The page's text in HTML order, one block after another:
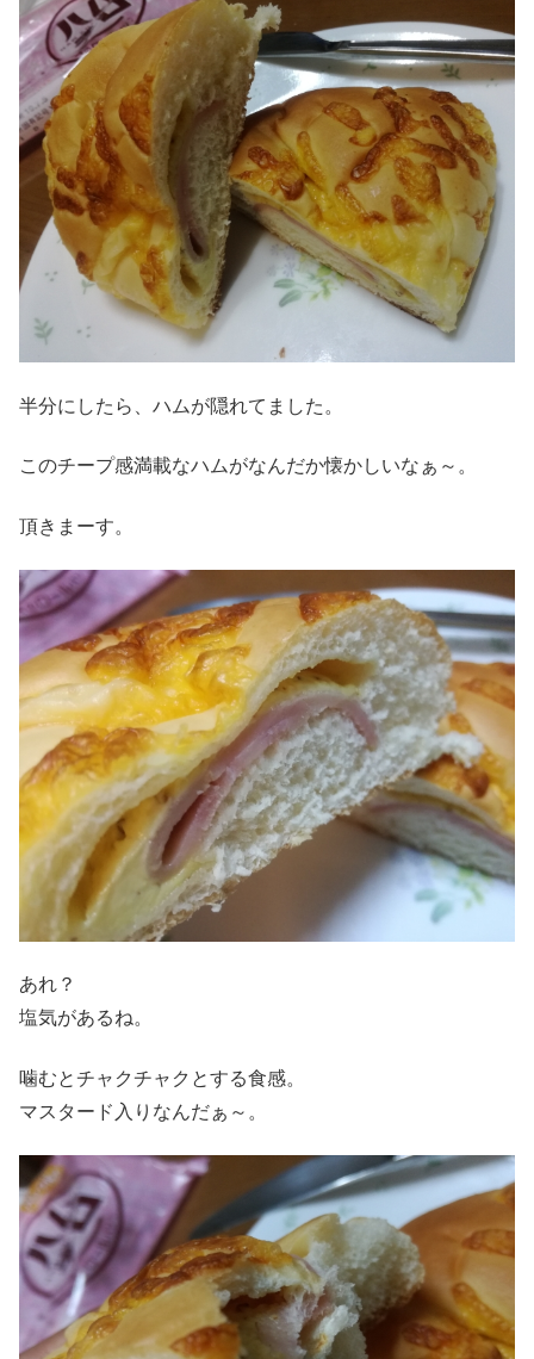
半分にしたら、ハムが隠れてました。
このチープ感満載なハムがなんだか懐かしいなぁ～。
頂きまーす。
あれ？
塩気があるね。
噛むとチャクチャクとする食感。
マスタード入りなんだぁ～。